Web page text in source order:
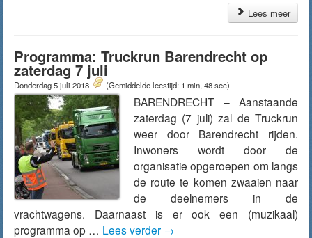
Lees meer
Programma: Truckrun Barendrecht op
zaterdag 7 juli
Donderdag 5 juli 2018 (Gemiddelde leestijd: 1 min, 48 sec)
BARENDRECHT – Aanstaande
zaterdag (7 juli) zal de Truckrun
weer door Barendrecht rijden.
Inwoners wordt door de
organisatie opgeroepen om langs
de route te komen zwaaien naar
de deelnemers in de
vrachtwagens. Daarnaast is er ook een (muzikaal)
programma op … Lees verder →